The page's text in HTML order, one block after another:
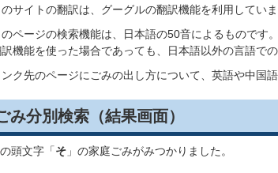
のサイトの翻訳は、グーグルの翻訳機能を利用していま
のページの検索機能は、日本語の50音によるものです。
機能を使った場合であっても、日本語以外の言語での
ンク先のページにごみの出し方について、英語や中国
み分別検索 （結果画面）
の頭文字「そ 」の家庭ごみがみつかりました。